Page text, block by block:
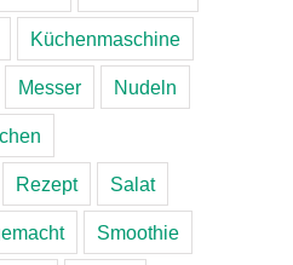
Küchenmaschine
Messer Nudeln
Rezept Salat
Smoothie